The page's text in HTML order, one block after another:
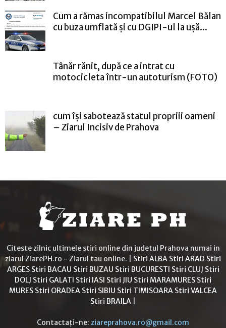
Cum a rămas incompatibilul Marcel Bălan
cu buza umflată și cu DGIPI-ul la ușă...
Tânăr rănit, după ce a intrat cu
motocicleta într-un autoturism (FOTO)
cum își sabotează statul propriii oameni
– Ziarul Incisiv de Prahova
Citeste zilnic ultimele stiri online din judetul Prahova numai in
ziarul ZiarePH.ro - Ziarul tau online. | Stiri ALBA Stiri ARAD Stiri
ARGES Stiri BACAU Stiri BUZAU Stiri BUCURESTI Stiri CLUJ Stiri
DOLJ Stiri GALATI Stiri IASI Stiri JIU Stiri MARAMURES Stiri
MURES Stiri ORADEA Stiri SIBIU Stiri TIMISOARA Stiri VALCEA
Stiri BRAILA
Contactați-ne: ziareprahova.ro@gmail.com